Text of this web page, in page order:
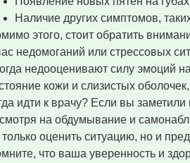
Наличие других симптомов,
этого, стоит обратить
недомоганий или стрессовых
недооценивают силу эмоций
кожи и слизистых
идти к врачу? Если вы
на обдумывание и
только оценить ситуацию, но и
что ваша уверенность и